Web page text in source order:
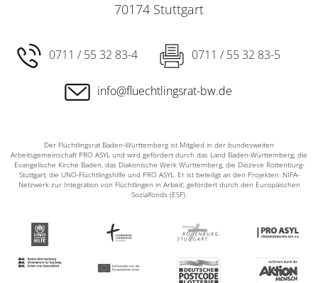
70174 Stuttgart
0711 / 55 32 83-4 0711 / 55 32 83-5
info@fluechtlingsrat-bw.de
Der Flüchtlingsrat Baden-Württemberg ist Mitglied in der bundesweiten
Arbeitsgemeinschaft PRO ASYL und wird gefördert durch das Land Baden-Württemberg, die
Evangelische Kirche Baden, das Diakonische Werk Württemberg, die Diözese Rottenburg-
Stuttgart, die UNO-Flüchtlingshilfe und PRO ASYL. Er ist beteiligt an den Projekten ‚NIFA-
Netzwerk zur Integration von Flüchtlingen in Arbeit‘, gefördert durch den Europäischen
Sozialfonds (ESF).